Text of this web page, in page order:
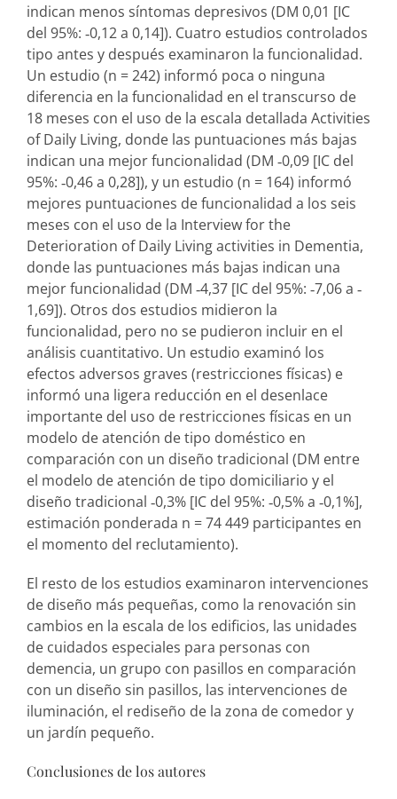
indican menos síntomas depresivos (DM 0,01 [IC
del 95%: ‐0,12 a 0,14]). Cuatro estudios controlados
tipo antes y después examinaron la funcionalidad.
Un estudio (n = 242) informó poca o ninguna
diferencia en la funcionalidad en el transcurso de
18 meses con el uso de la escala detallada Activities
of Daily Living, donde las puntuaciones más bajas
indican una mejor funcionalidad (DM ‐0,09 [IC del
95%: ‐0,46 a 0,28]), y un estudio (n = 164) informó
mejores puntuaciones de funcionalidad a los seis
meses con el uso de la Interview for the
Deterioration of Daily Living activities in Dementia,
donde las puntuaciones más bajas indican una
mejor funcionalidad (DM ‐4,37 [IC del 95%: ‐7,06 a ‐
1,69]). Otros dos estudios midieron la
funcionalidad, pero no se pudieron incluir en el
análisis cuantitativo. Un estudio examinó los
efectos adversos graves (restricciones físicas) e
informó una ligera reducción en el desenlace
importante del uso de restricciones físicas en un
modelo de atención de tipo doméstico en
comparación con un diseño tradicional (DM entre
el modelo de atención de tipo domiciliario y el
diseño tradicional ‐0,3% [IC del 95%: ‐0,5% a ‐0,1%],
estimación ponderada n = 74 449 participantes en
el momento del reclutamiento).
El resto de los estudios examinaron intervenciones
de diseño más pequeñas, como la renovación sin
cambios en la escala de los edificios, las unidades
de cuidados especiales para personas con
demencia, un grupo con pasillos en comparación
con un diseño sin pasillos, las intervenciones de
iluminación, el rediseño de la zona de comedor y
un jardín pequeño.
Conclusiones de los autores